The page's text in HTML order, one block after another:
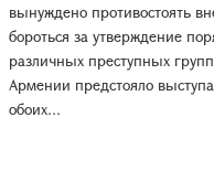
вынуждено противостоять
бороться за утверждение
различных преступных
Армении предстояло
обоих...